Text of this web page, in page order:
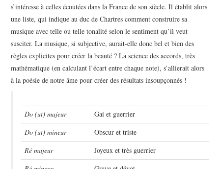
s’intéresse à celles écoutées dans la France de son siècle. Il établit alors
une liste, qui indique au duc de Chartres comment construire sa
musique avec telle ou telle tonalité selon le sentiment qu’il veut
susciter. La musique, si subjective, aurait-elle donc bel et bien des
règles explicites pour créer la beauté ? La science des accords, très
mathématique (en calculant l’écart entre chaque note), s’allierait alors
à la poésie de notre âme pour créer des résultats insoupçonnés !
Do (ut) majeur
Gai et guerrier
Do (ut) mineur
Obscur et triste
Ré majeur
Joyeux et très guerrier